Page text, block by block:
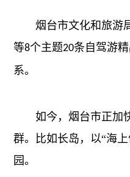
烟台市文化和旅游局
等8个主题20条自驾游
系。
如今，烟台市正加快
群。比如长岛，以“海
园。